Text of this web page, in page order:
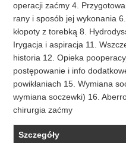
operacji zaćmy 4.
rany i sposób jej wykonania
kłopoty z torebką 8.
Irygacja i aspiracja 11.
historia 12. Opieka
postępowanie i info
powikłaniach 15. Wymiana
wymiana soczewki) 16.
chirurgia zaćmy
Szczegóły